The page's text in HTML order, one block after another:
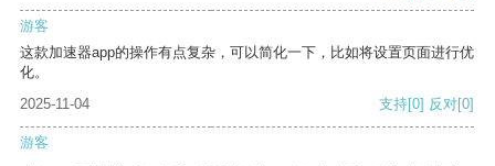
游客
这款加速器app的操作有点复杂，可以简化一下，比如将设置页面进行优
化。
2025-11-04
支持[0] 反对[0]
游客